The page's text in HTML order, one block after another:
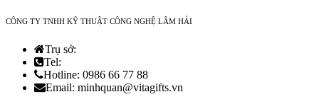
CÔNG TY TNHH KỸ THUẬT CÔNG NGHỆ LÂM HẢI
Trụ sở:
Tel:
Hotline: 0986 66 77 88
Email: minhquan@vitagifts.vn